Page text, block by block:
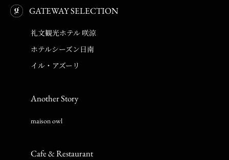
GATEWAY SELECTION
礼文観光ホテル 咲涼
ホテルシーズン日南
イル・アズーリ
Another Story
maison owl
Cafe & Restaurant